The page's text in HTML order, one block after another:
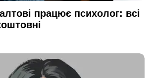
працює психолог: всі